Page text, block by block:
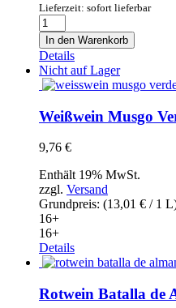
Lieferzeit: sofort lieferbar
Wein-
Verkostung
mit
Tapas
für
4
Personen
-
Menge
In den Warenkorb
Details
Nicht auf Lager
Weißwein Musgo
9,76 €
Enthält 19% MwSt.
zzgl. Versand
Grundpreis: (13,01 € / 1
16+
16+
Details
Rotwein Batalla de